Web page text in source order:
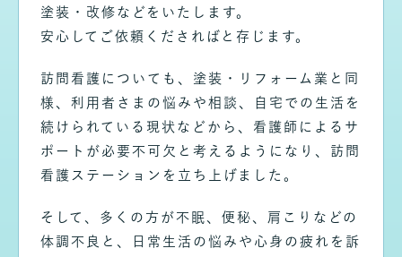
塗装・改修などをいたします。
安心してご依頼くださればと存じます。
訪問看護についても、塗装・リフォーム業と同
様、利用者さまの悩みや相談、自宅での生活を
続けられている現状などから、看護師によるサ
ポートが必要不可欠と考えるようになり、訪問
看護ステーションを立ち上げました。
そして、多くの方が不眠、便秘、肩こりなどの
体調不良と、日常生活の悩みや心身の疲れを訴